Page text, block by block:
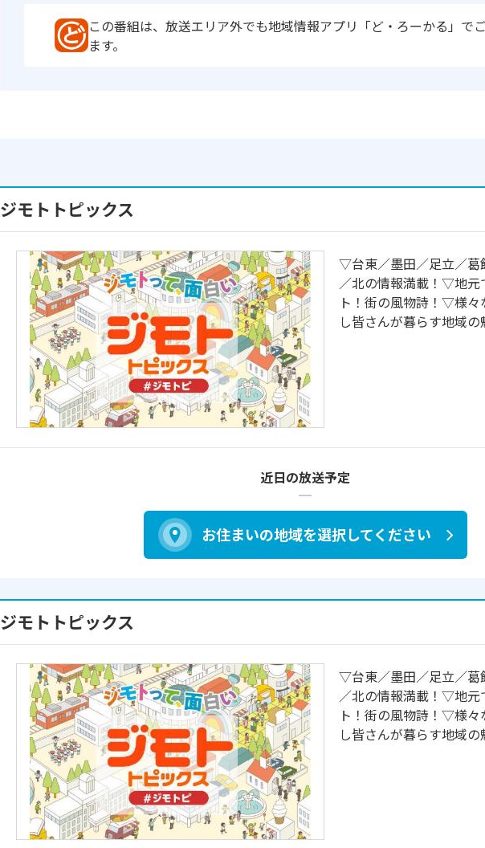
この番組は、放送エリア外でも地域情報アプリ「ど・ろーかる」で
ます。
ジモトトピックス
▽台東／墨田／足立／葛
／北の情報満載！▽地元
ト！街の風物詩！▽様々
し皆さんが暮らす地域の
近日の放送予定
お住まいの地域を選択してください
ジモトトピックス
▽台東／墨田／足立／葛
／北の情報満載！▽地元
ト！街の風物詩！▽様々
し皆さんが暮らす地域の